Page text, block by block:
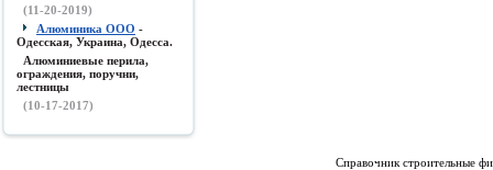
(11-20-2019)
Алюминика ООО -
Одесская, Украина, Одесса.
Алюминиевые перила,
ограждения, поручни,
лестницы
(10-17-2017)
Справочник строительные